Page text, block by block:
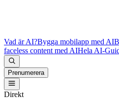
Vad är AI?Bygga mobilapp med AI
faceless content med AIHela AI-
Prenumerera
Direkt